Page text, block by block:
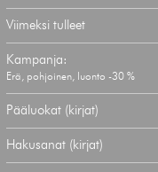
Viimeksi tulleet
Kampanja:
Erä, pohjoinen, luonto -30 %
Pääluokat (kirjat)
Hakusanat (kirjat)